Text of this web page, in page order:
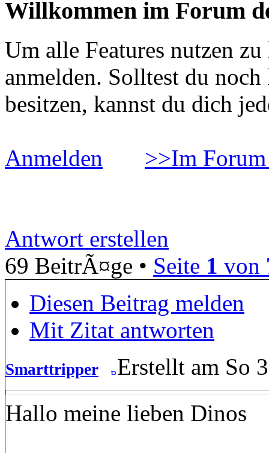
Willkommen im Forum
Um alle Features nutzen
anmelden. Solltest du
besitzen, kannst du dich
Anmelden >>Im
Antwort erstellen
69 BeitrÃ¤ge • Seite 1 von
Diesen Beitrag melden
Mit Zitat antworten
Smarttripper
Erstellt am So
Hallo meine lieben Dinos